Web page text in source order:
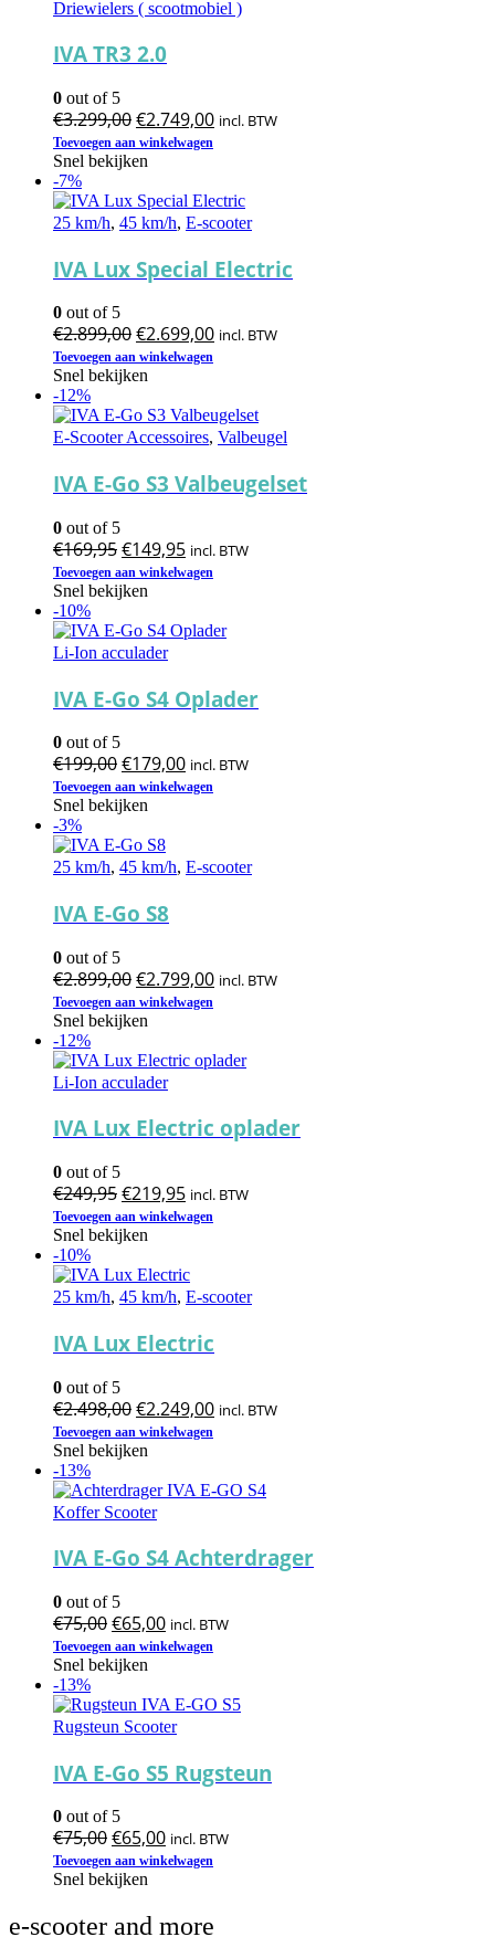
Driewielers ( scootmobiel )
IVA TR3 2.0
0 out of 5
€3.299,00Oorspronkelijke
prijs
was:
€2.749,00Huidige
incl. BTW
Toevoegen aan winkelwagen
Snel bekijken
-7%
25 km/h, 45 km/h, E-scooter
IVA Lux Special Electric
0 out of 5
€2.899,00Oorspronkelijke
prijs
was:
€2.899,00.
€2.699,00Huidige
€2.699,00.
incl. BTW
Toevoegen aan winkelwagen
Snel bekijken
-12%
E-Scooter Accessoires, Valbeugel
IVA E-Go S3 Valbeugelset
0 out of 5
€169,95Oorspronkelijke
prijs
was:
€149,95Huidige
prijs
incl. BTW
Toevoegen aan winkelwagen
Snel bekijken
-10%
Li-Ion acculader
IVA E-Go S4 Oplader
0 out of 5
€199,00Oorspronkelijke
prijs
was:
€179,00Huidige
prijs
incl. BTW
Toevoegen aan winkelwagen
Snel bekijken
-3%
25 km/h, 45 km/h, E-scooter
IVA E-Go S8
0 out of 5
€2.899,00Oorspronkelijke
prijs
was:
€2.799,00Huidige
incl. BTW
Toevoegen aan winkelwagen
Snel bekijken
-12%
Li-Ion acculader
IVA Lux Electric oplader
0 out of 5
€249,95Oorspronkelijke
prijs
was:
€219,95Huidige
prijs
incl. BTW
Toevoegen aan winkelwagen
Snel bekijken
-10%
25 km/h, 45 km/h, E-scooter
IVA Lux Electric
0 out of 5
€2.498,00Oorspronkelijke
prijs
was:
€2.249,00Huidige
incl. BTW
Toevoegen aan winkelwagen
Snel bekijken
-13%
Koffer Scooter
IVA E-Go S4 Achterdrager
0 out of 5
€75,00Oorspronkelijke
prijs
was:
€65,00Huidige
prijs
incl. BTW
Toevoegen aan winkelwagen
Snel bekijken
-13%
Rugsteun Scooter
IVA E-Go S5 Rugsteun
0 out of 5
€75,00Oorspronkelijke
prijs
was:
€65,00Huidige
prijs
incl. BTW
Toevoegen aan winkelwagen
Snel bekijken
e-scooter and more